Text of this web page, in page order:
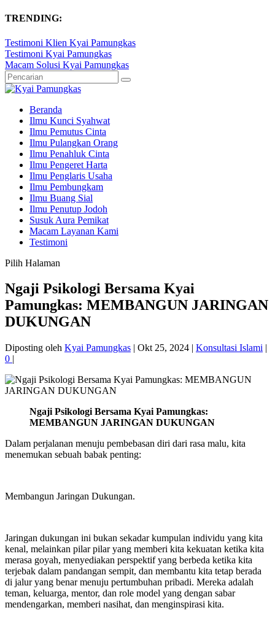
TRENDING:
Testimoni Klien Kyai Pamungkas
Testimoni Kyai Pamungkas
Macam Solusi Kyai Pamungkas
Beranda
Ilmu Kunci Syahwat
Ilmu Pemutus Cinta
Ilmu Pulangkan Orang
Ilmu Penahluk Cinta
Ilmu Pengeret Harta
Ilmu Penglaris Usaha
Ilmu Pembungkam
Ilmu Buang Sial
Ilmu Penutup Jodoh
Susuk Aura Pemikat
Macam Layanan Kami
Testimoni
Pilih Halaman
Ngaji Psikologi Bersama Kyai
Pamungkas: MEMBANGUN JARINGAN
DUKUNGAN
Diposting oleh Kyai Pamungkas | Okt 25, 2024 | Konsultasi Islami |
0 |
Ngaji Psikologi Bersama Kyai Pamungkas:
MEMBANGUN JARINGAN DUKUNGAN
Dalam perjalanan menuju pembebasan diri dari rasa malu, kita
menemukan sebuah babak penting:
Membangun Jaringan Dukungan.
Jaringan dukungan ini bukan sekadar kumpulan individu yang kita
kenal, melainkan pilar pilar yang memberi kita kekuatan ketika kita
merasa goyah, menyediakan perspektif yang berbeda ketika kita
terjebak dalam pandangan sempit, dan membantu kita tetap berada
di jalur yang benar menuju pertumbuhan pribadi. Mereka adalah
teman, keluarga, mentor, dan role model yang dengan sabar
mendengarkan, memberi nasihat, dan menginspirasi kita.